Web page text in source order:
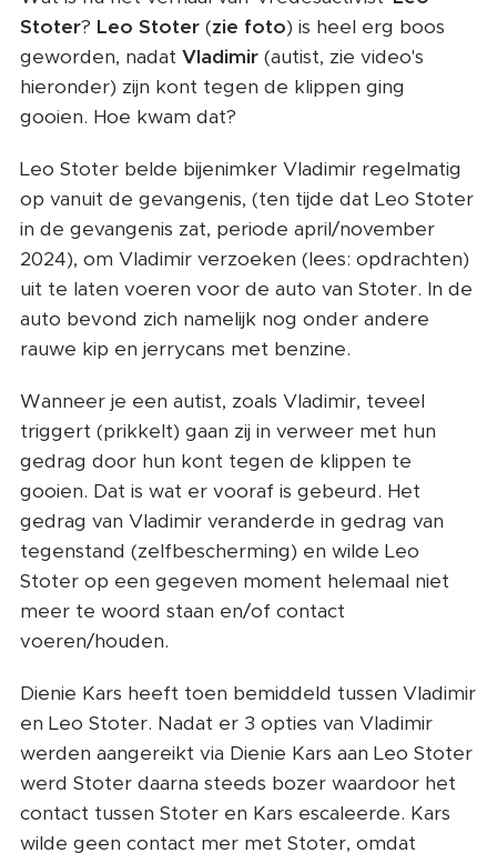
Stoter? Leo Stoter (zie foto) is heel erg boos
geworden, nadat Vladimir (autist, zie video's
hieronder) zijn kont tegen de klippen ging
gooien. Hoe kwam dat?
Leo Stoter belde bijenimker Vladimir regelmatig
op vanuit de gevangenis, (ten tijde dat Leo Stoter
in de gevangenis zat, periode april/november
2024), om Vladimir verzoeken (lees: opdrachten)
uit te laten voeren voor de auto van Stoter. In de
auto bevond zich namelijk nog onder andere
rauwe kip en jerrycans met benzine.
Wanneer je een autist, zoals Vladimir, teveel
triggert (prikkelt) gaan zij in verweer met hun
gedrag door hun kont tegen de klippen te
gooien. Dat is wat er vooraf is gebeurd. Het
gedrag van Vladimir veranderde in gedrag van
tegenstand (zelfbescherming) en wilde Leo
Stoter op een gegeven moment helemaal niet
meer te woord staan en/of contact
voeren/houden.
Dienie Kars heeft toen bemiddeld tussen Vladimir
en Leo Stoter. Nadat er 3 opties van Vladimir
werden aangereikt via Dienie Kars aan Leo Stoter
werd Stoter daarna steeds bozer waardoor het
contact tussen Stoter en Kars escaleerde. Kars
wilde geen contact mer met Stoter, omdat